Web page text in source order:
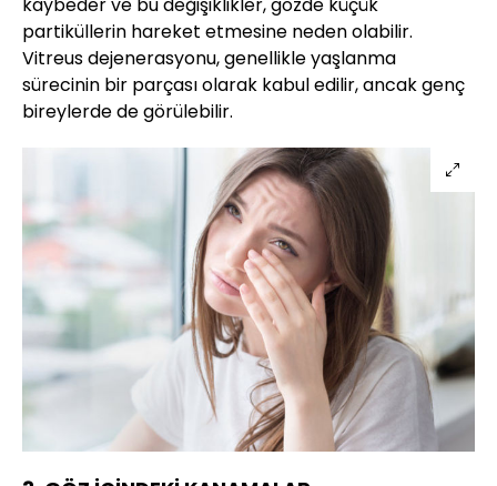
kaybeder ve bu değişiklikler, gözde küçük
partiküllerin hareket etmesine neden olabilir.
Vitreus dejenerasyonu, genellikle yaşlanma
sürecinin bir parçası olarak kabul edilir, ancak genç
bireylerde de görülebilir.